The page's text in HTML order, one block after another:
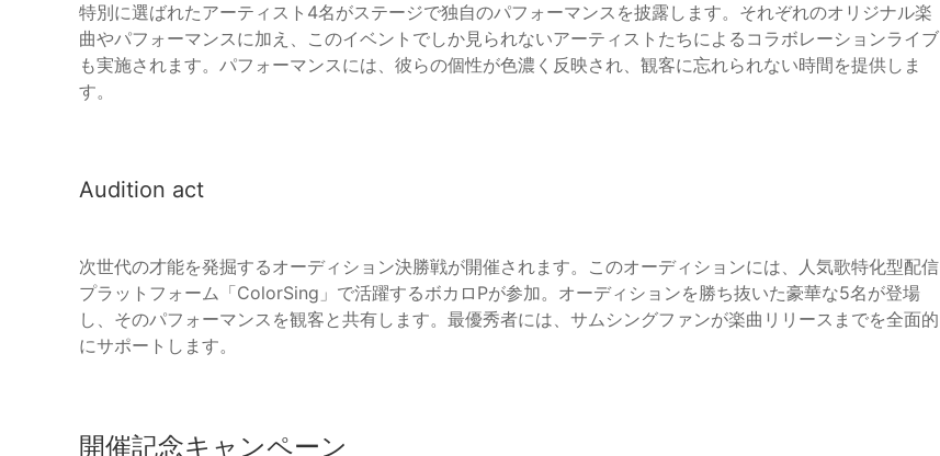
特別に選ばれたアーティスト4名がステージで独自のパフォーマンスを披露します。それぞれのオリジナル楽
曲やパフォーマンスに加え、このイベントでしか見られないアーティストたちによるコラボレーションライブ
も実施されます。パフォーマンスには、彼らの個性が色濃く反映され、観客に忘れられない時間を提供しま
す。
Audition act
次世代の才能を発掘するオーディション決勝戦が開催されます。このオーディションには、人気歌特化型配信
プラットフォーム「ColorSing」で活躍するボカロPが参加。オーディションを勝ち抜いた豪華な5名が登場
し、そのパフォーマンスを観客と共有します。最優秀者には、サムシングファンが楽曲リリースまでを全面的
にサポートします。
開催記念キャンペーン